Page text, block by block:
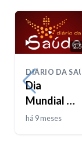
DIÁRIO DA
Dia
Mundial da
Bondade
há 9 meses